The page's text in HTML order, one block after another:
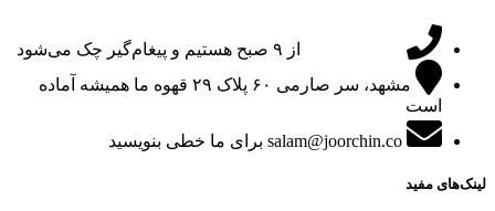
از ۹ صبح هستیم و پیغام‌گیر چک می‌شود
مشهد، سر صارمی ۶۰ پلاک ۲۹
قهوه ما همیشه آماده
است
salam@joorchin.co برای ما خطی بنویسید
لینک‌های مفید